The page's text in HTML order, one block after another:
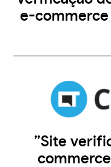
e-commerce
”Site